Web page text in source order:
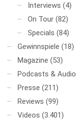
Interviews (4)
On Tour (82)
Specials (84)
Gewinnspiele (18)
Magazine (53)
Podcasts & Audio
Presse (211)
Reviews (99)
Videos (3.401)